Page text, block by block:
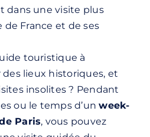
dans une visite plus
de France et de ses
touristique à
lieux historiques, et
insolites ? Pendant
ou le temps d’unweek-
Paris, vous pouvez